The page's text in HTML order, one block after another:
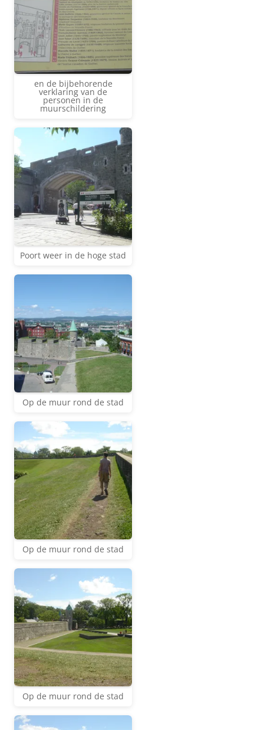
en de bijbehorende
verklaring van de
personen in de
muurschildering
Poort weer in de hoge stad
Op de muur rond de stad
Op de muur rond de stad
Op de muur rond de stad